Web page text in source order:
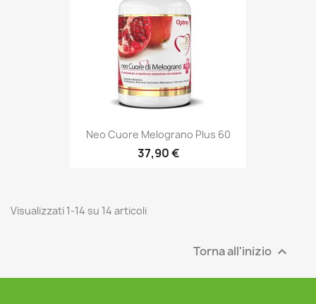
Neo Cuore Melograno Plus 60
37,90 €
Visualizzati 1-14 su 14 articoli
Torna all'inizio 